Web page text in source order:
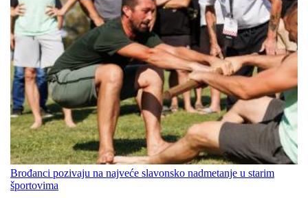
Brođanci pozivaju na najveće slavonsko nadmetanje u starim
športovima